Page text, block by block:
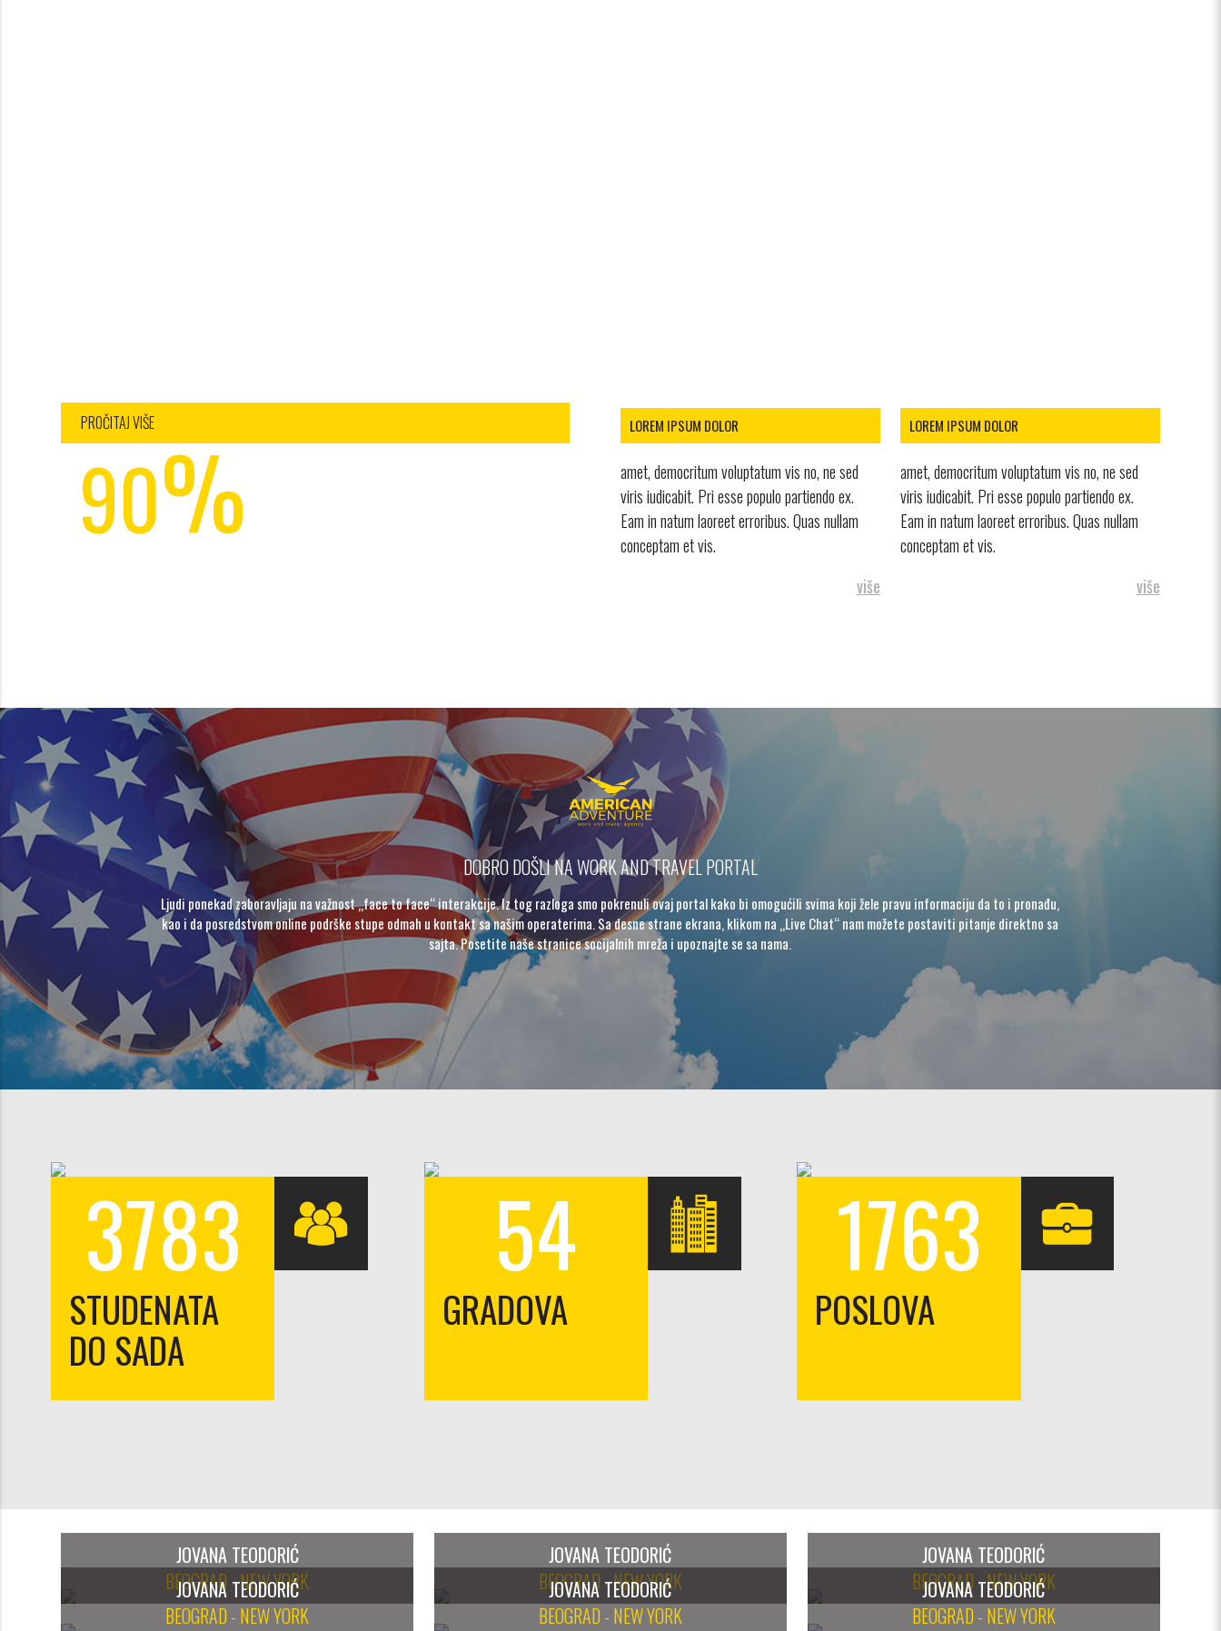
90%
PROČITAJ VIŠE LOREM IPSUM DOLOR
amet, democritum voluptatum vis no, ne sed
viris iudicabit. Pri esse populo partiendo ex.
Eam in natum laoreet erroribus. Quas nullam
conceptam et vis.
više
LOREM IPSUM DOLOR
amet, democritum voluptatum vis no, ne sed
viris iudicabit. Pri esse populo partiendo ex.
Eam in natum laoreet erroribus. Quas nullam
conceptam et vis.
više
DOBRO DOŠLI NA WORK AND TRAVEL PORTAL
Ljudi ponekad zaboravljaju na važnost „face to face“ interakcije. Iz tog razloga smo pokrenuli ovaj portal kako bi omogućili svima koji žele pravu informaciju da to i pronađu,
kao i da posredstvom online podrške stupe odmah u kontakt sa našim operaterima. Sa desne strane ekrana, klikom na „Live Chat“ nam možete postaviti pitanje direktno sa
sajta. Posetite naše stranice socijalnih mreža i upoznajte se sa nama.
3783
STUDENATA
DO SADA
54
GRADOVA
1763
POSLOVA
JOVANA TEODORIĆ
BEOGRAD - NEW YORK
JOVANA TEODORIĆ
BEOGRAD - NEW YORK
JOVANA TEODORIĆ
BEOGRAD - NEW YORK
JOVANA TEODORIĆ
BEOGRAD - NEW YORK
JOVANA TEODORIĆ
BEOGRAD - NEW YORK
JOVANA TEODORIĆ
BEOGRAD - NEW YORK